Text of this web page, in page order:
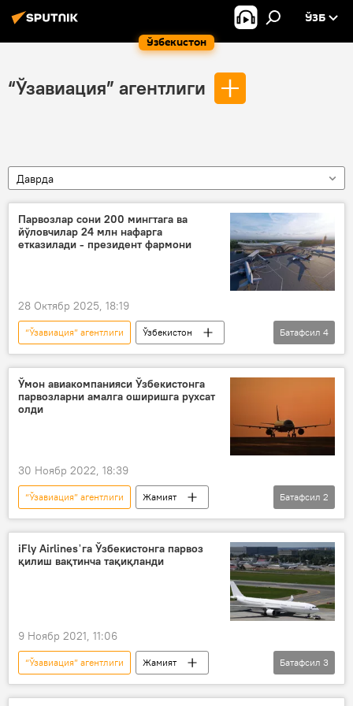
Ўзбекистон
ЎЗБ
“Ўзавиация” агентлиги
Даврда
Парвозлар сони 200 мингтага ва
йўловчилар 24 млн нафарга
етказилади - президент фармони
28 Октябр 2025, 18:19
“Ўзавиация” агентлиги
Ўзбекистон
авиапарвозлар
самолёт
янги қонун
Жамият
Батафсил 4
Ўмон авиакомпанияси Ўзбекистонга
парвозларни амалга оширишга рухсат
олди
30 Ноябр 2022, 18:39
“Ўзавиация” агентлиги
Жамият
авиапарвозлар
Тошкент
Батафсил 2
iFly Airlines᾽га Ўзбекистонга парвоз
қилиш вақтинча тақиқланди
9 Ноябр 2021, 11:06
“Ўзавиация” агентлиги
Жамият
Ўзбекистон
авиапарвозлар
Батафсил 3